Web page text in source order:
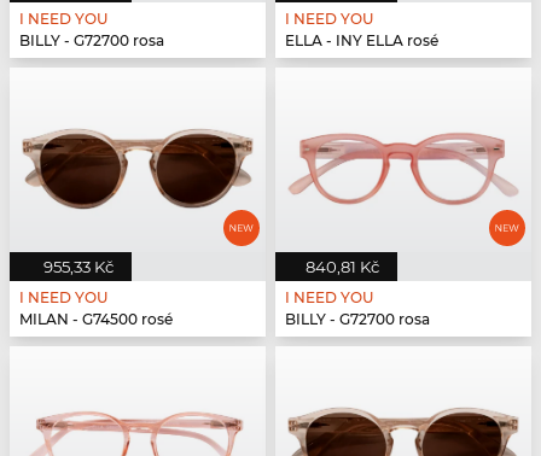
I NEED YOU
BILLY - G72700 rosa
I NEED YOU
ELLA - INY ELLA rosé
955,33 Kč
I NEED YOU
MILAN - G74500 rosé
840,81 Kč
I NEED YOU
BILLY - G72700 rosa